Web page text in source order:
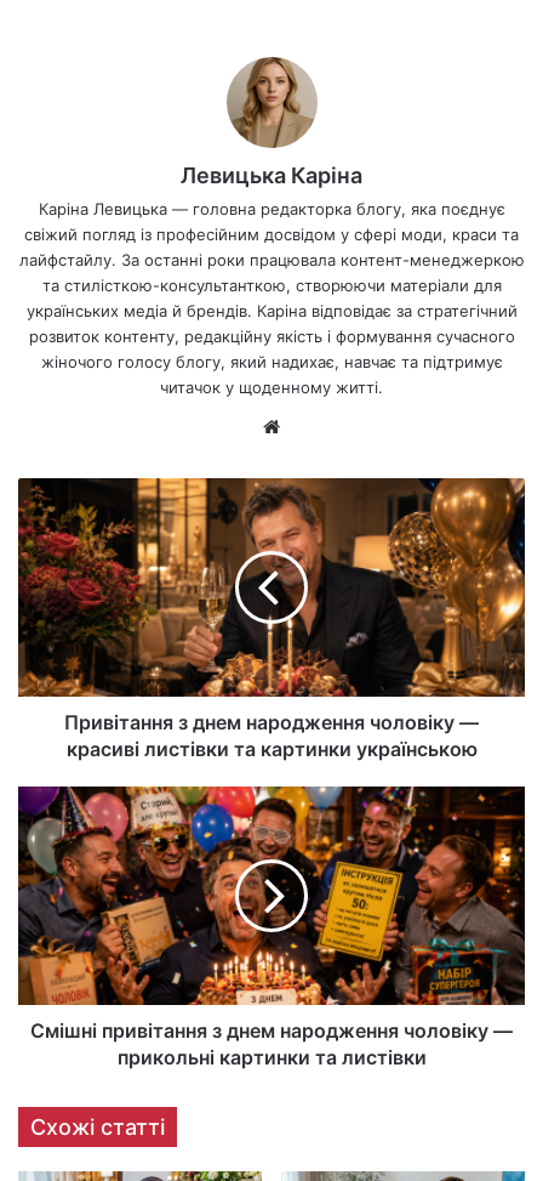
Левицька Каріна
Каріна Левицька — головна редакторка блогу, яка поєднує
свіжий погляд із професійним досвідом у сфері моди, краси та
лайфстайлу. За останні роки працювала контент-менеджеркою
та стилісткою-консультанткою, створюючи матеріали для
українських медіа й брендів. Каріна відповідає за стратегічний
розвиток контенту, редакційну якість і формування сучасного
жіночого голосу блогу, який надихає, навчає та підтримує
читачок у щоденному житті.
са
йт
Привітання з днем народження чоловіку —
красиві листівки та картинки українською
Смішні привітання з днем народження чоловіку —
прикольні картинки та листівки
Схожі статті